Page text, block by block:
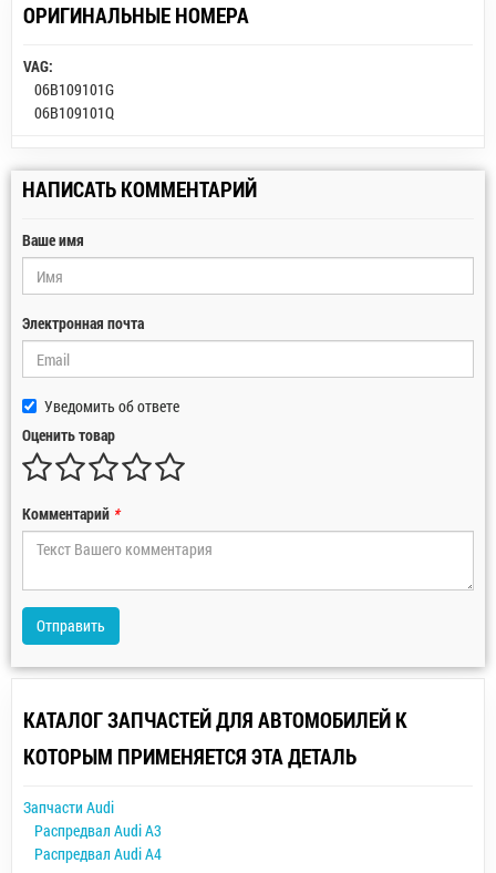
ОРИГИНАЛЬНЫЕ НОМЕРА
VAG:
06B109101G
06B109101Q
НАПИСАТЬ КОММЕНТАРИЙ
Ваше имя
Электронная почта
Уведомить об ответе
Оценить товар
Комментарий *
Отправить
КАТАЛОГ ЗАПЧАСТЕЙ ДЛЯ АВТОМОБИЛЕЙ К
КОТОРЫМ ПРИМЕНЯЕТСЯ ЭТА ДЕТАЛЬ
Запчасти Audi
Распредвал Audi A3
Распредвал Audi A4